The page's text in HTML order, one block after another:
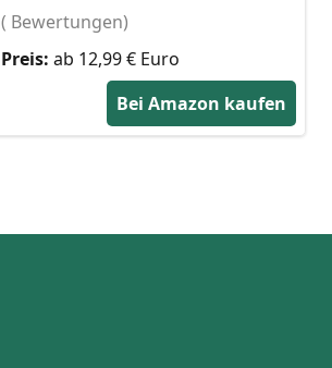
( Bewertungen)
Preis: ab 12,99 € Euro
Bei Amazon kaufen